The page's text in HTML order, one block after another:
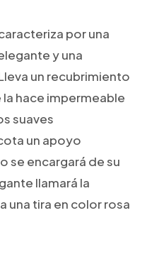
por una
y una
leva un recubrimiento
hace impermeable
suaves
un apoyo
se encargará de su
llamará la
una tira en color rosa